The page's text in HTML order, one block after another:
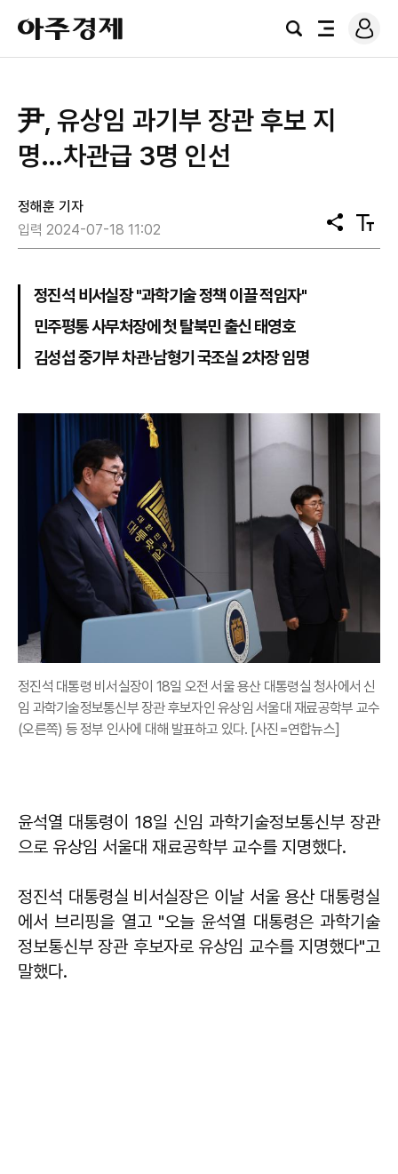
아
주
경
검
전
로
그
尹, 유상임 과기부 장관 후보 지
명…차관급 3명 인선
정해훈 기자
입력 2024-07-18 11:02
공
유
텍
스
정진석 비서실장 "과학기술 정책 이끌 적임자"
민주평통 사무처장에 첫 탈북민 출신 태영호
김성섭 중기부 차관·남형기 국조실 2차장 임명
정진석 대통령 비서실장이 18일 오전 서울 용산 대통령실 청사에서 신
임 과학기술정보통신부 장관 후보자인 유상임 서울대 재료공학부 교수
(오른쪽) 등 정부 인사에 대해 발표하고 있다. [사진=연합뉴스]
윤석열 대통령이 18일 신임 과학기술정보통신부 장관
으로 유상임 서울대 재료공학부 교수를 지명했다.
정진석 대통령실 비서실장은 이날 서울 용산 대통령실
에서 브리핑을 열고 "오늘 윤석열 대통령은 과학기술
정보통신부 장관 후보자로 유상임 교수를 지명했다"고
말했다.